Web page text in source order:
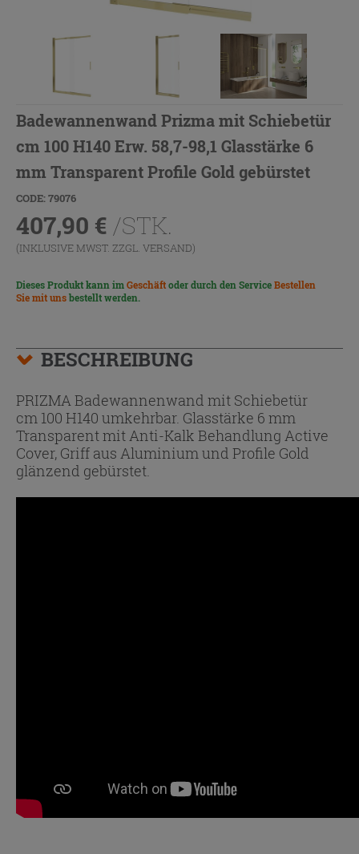
Badewannenwand Prizma mit Schiebetür
cm 100 H140 Erw. 58,7-98,1 Glasstärke 6
mm Transparent Profile Gold gebürstet
CODE: 79076
407,90 € /STK.
(INKLUSIVE MWST. ZZGL. VERSAND)
Dieses Produkt kann imGeschäftoder durch den ServiceBestellen
Sie mit unsbestellt werden.
BESCHREIBUNG
PRIZMA Badewannenwand mit Schiebetür
cm 100 H140 umkehrbar. Glasstärke 6 mm
Transparent mit Anti-Kalk Behandlung Active
Cover, Griff aus Aluminium und Profile Gold
glänzend gebürstet.